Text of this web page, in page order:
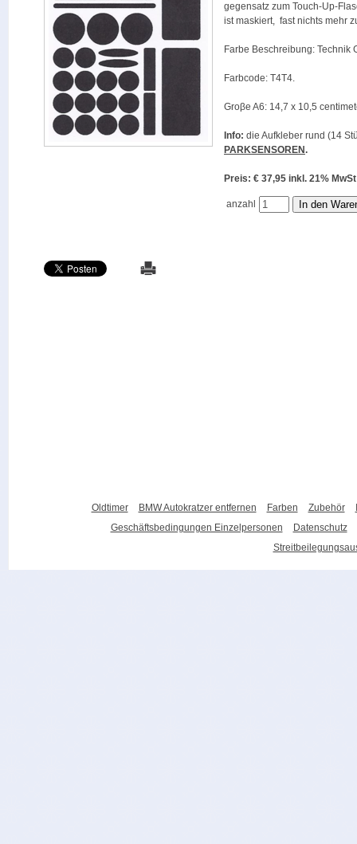
gegensatz zum Touch-Up-
ist maskiert, fast nichts mehr
Farbe Beschreibung: Technik
Farbcode: T4T4.
Groβe A6: 14,7 x 10,5
Info: die Aufkleber rund (14
PARKSENSOREN.
Preis: € 37,95 inkl. 21%
anzahl
Oldtimer BMW Autokratzer entfernen Farben Zubehör
Geschäftsbedingungen Einzelpersonen
Datenschutz